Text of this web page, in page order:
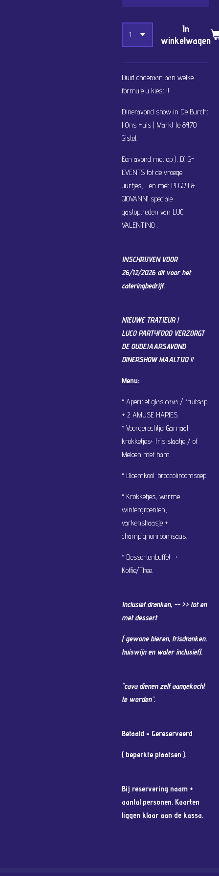
In
winkelwagen
Duid onderaan aan welke
formule u kiest !!
Dineravond show in De Burcht
( Ons Huis ) Markt te 8470
Gistel.
Een avond met ep ), DJ G-
EVENTS tot de vroege
uurtjes,.... en met PEGGY &
GIOVANNI speciale
gastoptreden van LUC
VALENTINO .
INSCHRIJVEN VOOR
26/12/2026 dit voor het
cateringbedrijf.
NIEUWE TRATIEUR !
LUCO PARTYFOOD VERZORGT
DE OUDEJAARSAVOND
DINERSHOW MAALTIJD !!
Menu:
* Aperitief glas cava / fruitsap
+ 2 AMUSE HAPJES.
* Voorgerechtje: Garnaal
krokketjes+ fris slaatje / of
Meloen met ham.
* Bloemkool-broccoliroomsoep.
* Krokketjes, warme
wintergroenten,
varkenshaasje +
champignonroomsaus.
* Dessertenbuffet +
Koffie/Thee.
Inclusief dranken, -- >> tot en
met dessert
( gewone bieren, frisdranken,
huiswijn en water inclusief).
"cava dienen zelf aangekocht
te worden".
Betaald = Gereserveerd
( beperkte plaatsen ).
Bij reservering naam +
aantal personen. Kaarten
liggen klaar aan de kassa.